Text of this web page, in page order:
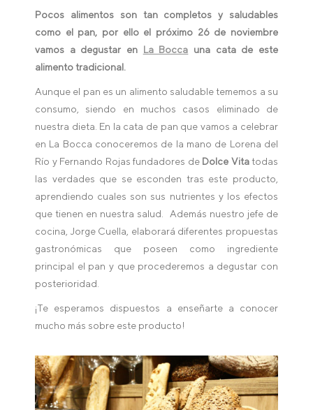
Pocos alimentos son tan completos y saludables
como el pan, por ello el próximo 26 de noviembre
vamos a degustar en La Bocca una cata de este
alimento tradicional.
Aunque el pan es un alimento saludable tememos a su
consumo, siendo en muchos casos eliminado de
nuestra dieta. En la cata de pan que vamos a celebrar
en La Bocca conoceremos de la mano de Lorena del
Río y Fernando Rojas fundadores de Dolce Vitatodas
las verdades que se esconden tras este producto,
aprendiendo cuales son sus nutrientes y los efectos
que tienen en nuestra salud. Además nuestro jefe de
cocina, Jorge Cuella, elaborará diferentes propuestas
gastronómicas que poseen como ingrediente
principal el pan y que procederemos a degustar con
posterioridad.
¡Te esperamos dispuestos a enseñarte a conocer
mucho más sobre este producto!